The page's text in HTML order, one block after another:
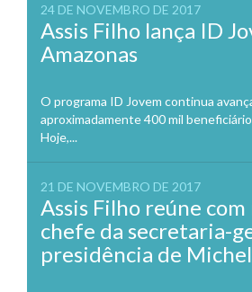
24 DE NOVEMBRO DE 2017
Assis Filho lança ID
Amazonas
O programa ID Jovem continua
aproximadamente 400 mil
Hoje,...
21 DE NOVEMBRO DE 2017
Assis Filho reúne
chefe da secretaria-
presidência de